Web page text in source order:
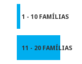
1 - 10 FAMÍLIAS
11 - 20 FAMÍLIAS